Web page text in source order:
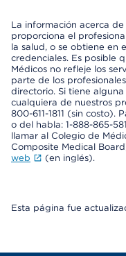
La información acerca
proporciona el
la salud, o se obtiene en
credenciales. Es posible
Médicos no refleje los
parte de los
directorio. Si tiene
cualquiera de nuestros
800-611-1811 (sin costo).
o del habla: 1-888-865-
llamar al Colegio de
Composite Medical
web
(en inglés).
Esta página fue